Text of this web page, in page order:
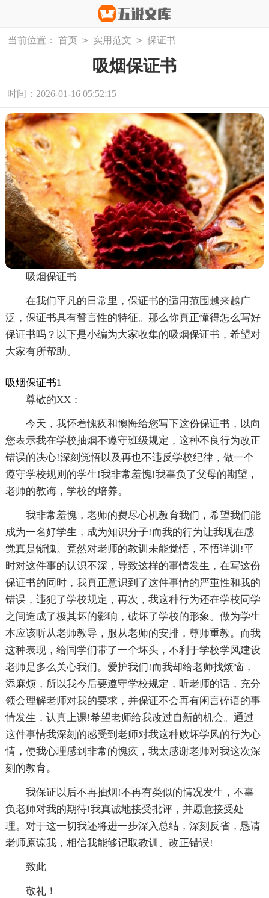
当前位置： 首页 > 实用范文 > 保证书
吸烟保证书
时间：2026-01-16 05:52:15
吸烟保证书
在我们平凡的日常里，保证书的适用范围越来越广
泛，保证书具有誓言性的特征。那么你真正懂得怎么写好
保证书吗？以下是小编为大家收集的吸烟保证书，希望对
大家有所帮助。
吸烟保证书1
尊敬的XX：
今天，我怀着愧疚和懊悔给您写下这份保证书，以向
您表示我在学校抽烟不遵守班级规定，这种不良行为改正
错误的决心!深刻觉悟以及再也不违反学校纪律，做一个
遵守学校规则的学生!我非常羞愧!我辜负了父母的期望，
老师的教诲，学校的培养。
我非常羞愧，老师的费尽心机教育我们，希望我们能
成为一名好学生，成为知识分子!而我的行为让我现在感
觉真是惭愧。竟然对老师的教训未能觉悟，不悟详训!平
时对这件事的认识不深，导致这样的事情发生，在写这份
保证书的同时，我真正意识到了这件事情的严重性和我的
错误，违犯了学校规定，再次，我这种行为还在学校同学
之间造成了极其坏的影响，破坏了学校的形象。做为学生
本应该听从老师教导，服从老师的安排，尊师重教。而我
这种表现，给同学们带了一个坏头，不利于学校学风建设
老师是多么关心我们。爱护我们!而我却给老师找烦恼，
添麻烦，所以我今后要遵守学校规定，听老师的话，充分
领会理解老师对我的要求，并保证不会再有闲言碎语的事
情发生．认真上课!希望老师给我改过自新的机会。通过
这件事情我深刻的感受到老师对我这种败坏学风的行为心
情，使我心理感到非常的愧疚，我太感谢老师对我这次深
刻的教育。
我保证以后不再抽烟!不再有类似的情况发生，不辜
负老师对我的期待!我真诚地接受批评，并愿意接受处
理。对于这一切我还将进一步深入总结，深刻反省，恳请
老师原谅我，相信我能够记取教训、改正错误!
致此
敬礼！